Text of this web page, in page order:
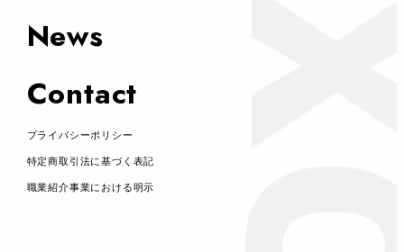
News
Contact
プライバシーポリシー
特定商取引法に基づく表記
職業紹介事業における明示